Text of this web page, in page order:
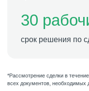
30
срок решения по
*Рассмотрение сделки в
всех документов, необходимых